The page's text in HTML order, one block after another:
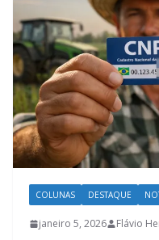
COLUNAS DESTAQUE
janeiro 5, 2026 Flávio